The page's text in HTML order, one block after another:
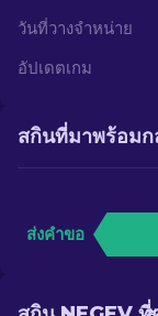
วันที่วางจำหน่าย
อัปเดตเกม
สกินที่มาพร้อมก
ส่งคำขอ